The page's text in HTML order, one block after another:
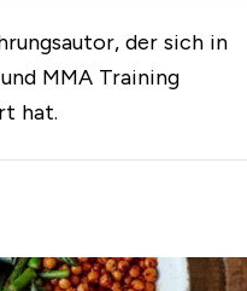
der sich in
MMA Training
hat.